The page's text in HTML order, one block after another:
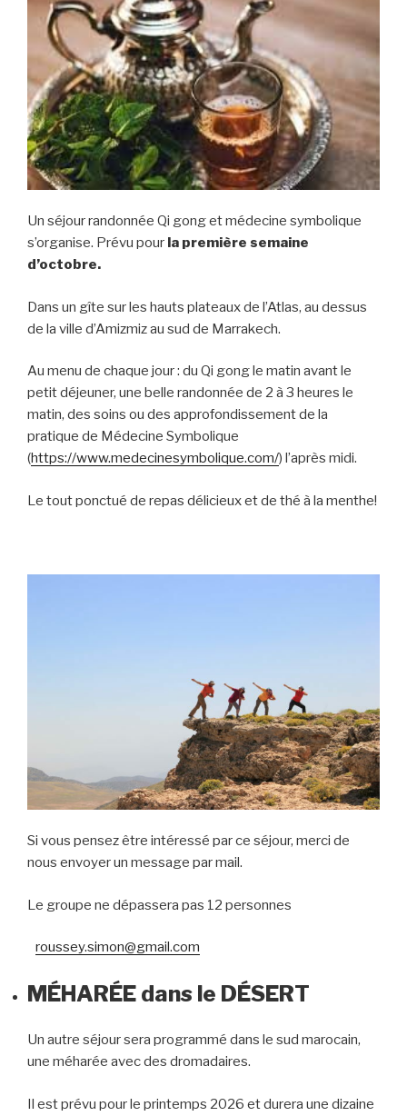
Un séjour randonnée Qi gong et médecine symbolique
s’organise. Prévu pour la première semaine
d’octobre.
Dans un gîte sur les hauts plateaux de l’Atlas, au dessus
de la ville d’Amizmiz au sud de Marrakech.
Au menu de chaque jour : du Qi gong le matin avant le
petit déjeuner, une belle randonnée de 2 à 3 heures le
matin, des soins ou des approfondissement de la
pratique de Médecine Symbolique
(https://www.medecinesymbolique.com/) l’après midi.
Le tout ponctué de repas délicieux et de thé à la menthe!
Si vous pensez être intéressé par ce séjour, merci de
nous envoyer un message par mail.
Le groupe ne dépassera pas 12 personnes
roussey.simon@gmail.com
MÉHARÉE dans le DÉSERT
Un autre séjour sera programmé dans le sud marocain,
une méharée avec des dromadaires.
Il est prévu pour le printemps 2026 et durera une dizaine